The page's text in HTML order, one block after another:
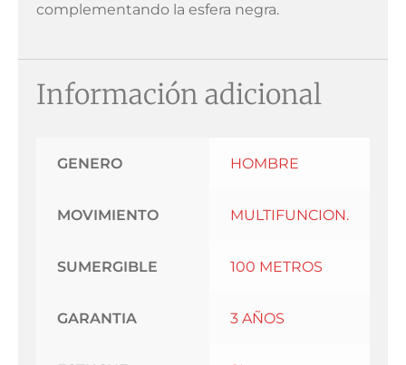
complementando la esfera negra.
Información adicional
GENERO HOMBRE
MOVIMIENTO MULTIFUNCION.
SUMERGIBLE 100 METROS
GARANTIA 3 AÑOS